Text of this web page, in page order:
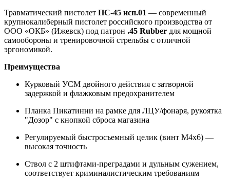
Травматический пистолет ПС-45 исп.01 — современный
крупнокалиберный пистолет российского производства от
ООО «ОКБ» (Ижевск) под патрон .45 Rubber для мощной
самообороны и тренировочной стрельбы с отличной
эргономикой.
Преимущества
Курковый УСМ двойного действия с затворной
задержкой и флажковым предохранителем
Планка Пикатинни на рамке для ЛЦУ/фонаря, рукоятка
"Дозор" с кнопкой сброса магазина
Регулируемый быстросъемный целик (винт М4х6) —
высокая точность
Ствол с 2 штифтами-преградами и дульным сужением,
соответствует криминалистическим требованиям